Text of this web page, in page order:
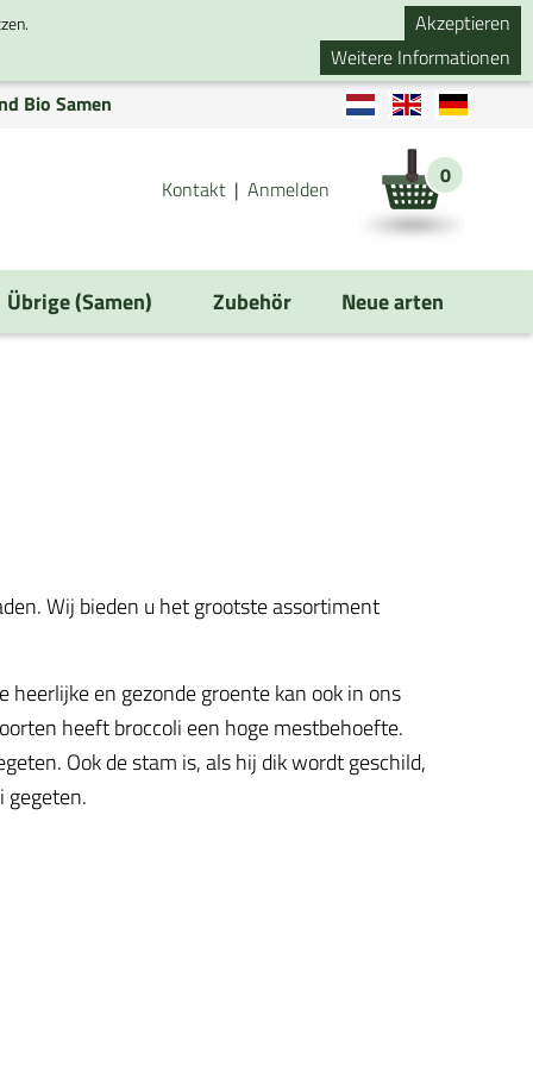
Akzeptieren
Weitere Informationen
Bio Samen
Kontakt Anmelden 0
Übrige (Samen) Zubehör Neue arten
Wij bieden u het grootste assortiment
en gezonde groente kan ook in ons
heeft broccoli een hoge mestbehoefte.
Ook de stam is, als hij dik wordt geschild,
gegeten.